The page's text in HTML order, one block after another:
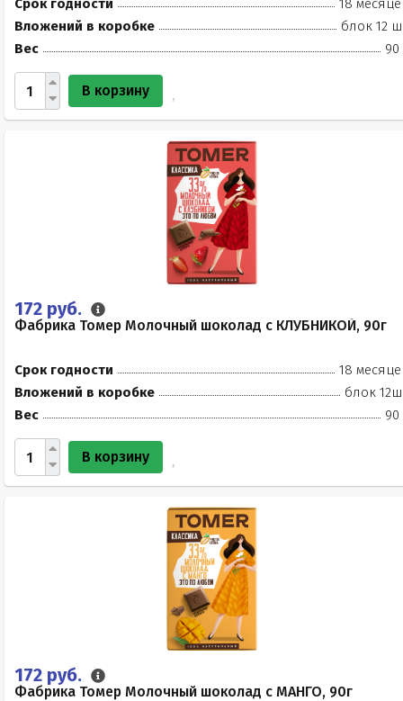
Срок годности
18
Вложений в коробке
блок 12
Вес
90
В корзину
172 руб.
Фабрика Томер Молочный шоколад с КЛУБНИКОЙ, 90г
Срок годности
18
Вложений в коробке
блок
Вес
90
В корзину
172 руб.
Фабрика Томер Молочный шоколад с МАНГО, 90г